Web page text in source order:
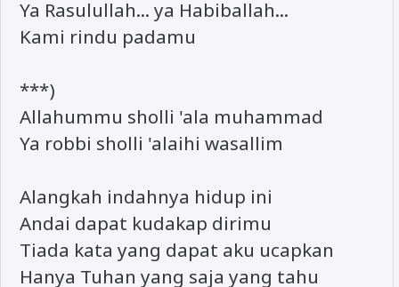
Ya Rasulullah... ya Habiballah...
Kami rindu padamu
***)
Allahummu sholli 'ala muhammad
Ya robbi sholli 'alaihi wasallim
Alangkah indahnya hidup ini
Andai dapat kudakap dirimu
Tiada kata yang dapat aku ucapkan
Hanya Tuhan yang saja yang tahu